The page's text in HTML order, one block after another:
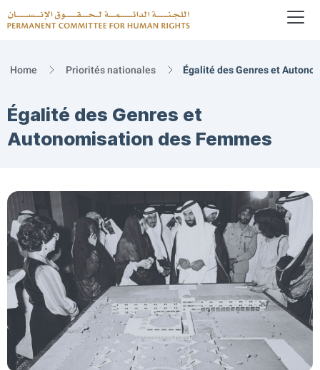
Home Priorités nationales Égalité des Genres et
Égalité des Genres et
Autonomisation des Femmes